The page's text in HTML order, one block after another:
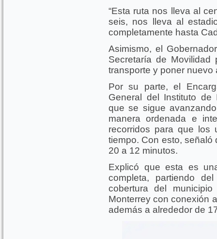
“Esta ruta nos lleva al
seis, nos lleva al
completamente hasta
Asimismo, el
Secretaría de
transporte y poner nuevo
Por su parte, el
General del Instituto de
que se sigue
manera ordenada e
recorridos para que los
tiempo. Con esto,
20 a 12 minutos.
Explicó que esta es
completa, partiendo
cobertura del
Monterrey con conexión
además a alrededor de